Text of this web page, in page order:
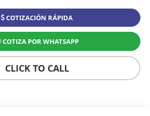
COTIZACIÓN RÁPIDA
COTIZA POR WHATSAPP
CLICK TO CALL